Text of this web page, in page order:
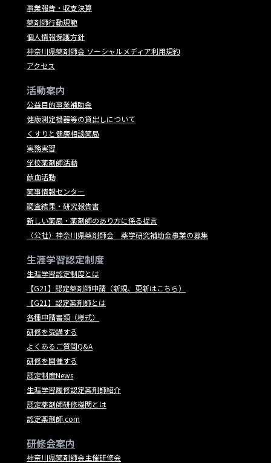
事業報告・収支決算
薬剤師行動規範
個人情報保護方針
神奈川県薬剤師会 ソーシャルメディア利用規約
アクセス
活動案内
公益目的事業補助金
健康測定機器等の貸出しについて
くすりと健康相談薬局
実務実習
学校薬剤師活動
献血活動
薬事情報センター
調査結果・研究報告書
新しい薬局・薬剤師のあり方に係る提言
（公社）神奈川県薬剤師会 薬学研究補助金事業の募集
生涯学習認定制度
生涯学習認定制度とは
【G21】認定薬剤師申請（新規、更新はこちら）
【G21】認定薬剤師とは
各種申請書類（様式）
研修を受講する
よくあるご質問Q&A
研修を開催する
認定制度News
生涯学習履修認定薬剤師紹介
認定薬剤師研修機関とは
認定薬剤師.com
研修会案内
神奈川県薬剤師会主催研修会